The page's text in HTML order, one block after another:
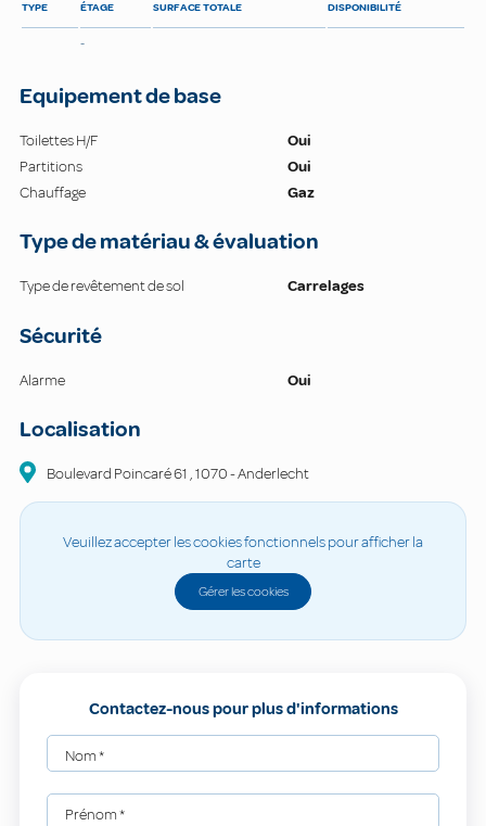
TYPE ÉTAGE SURFACE TOTALE DISPONIBILITÉ
-
Equipement de base
Toilettes H/F
Oui
Partitions
Oui
Chauffage
Gaz
Type de matériau & évaluation
Type de revêtement de sol Carrelages
Sécurité
Alarme Oui
Localisation
Boulevard Poincaré 61 ,1070-Anderlecht
Veuillez accepter les cookies fonctionnels pour afficher la
carte
Gérer les cookies
Contactez-nous pour plus d'informations
Nom*
Prénom*